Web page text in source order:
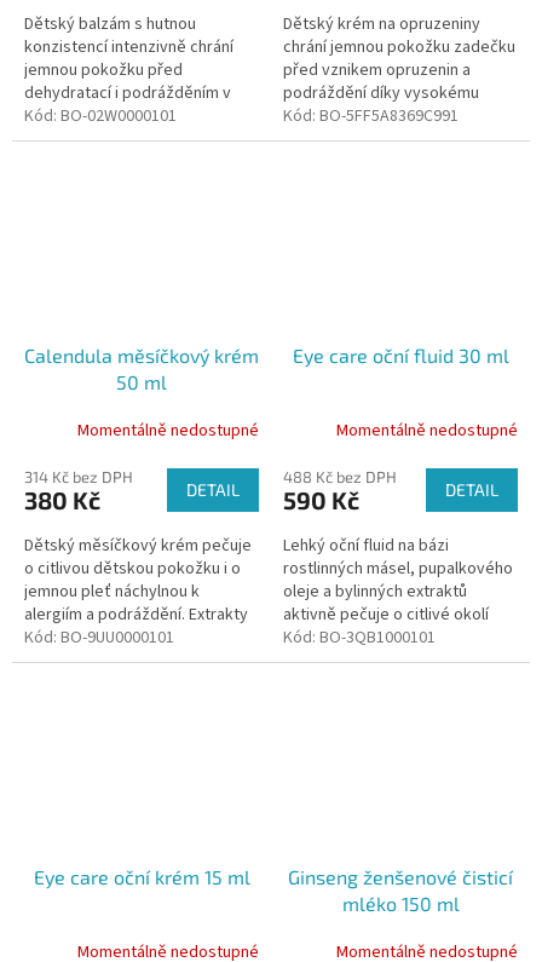
Dětský balzám s hutnou
konzistencí intenzivně chrání
jemnou pokožku před
dehydratací i podrážděním v
důsledku prudkého větru či
chladu.
Kód: BO-02W0000101
Dětský krém na opruzeniny
chrání jemnou pokožku zadečku
před vznikem opruzenin a
podráždění díky vysokému
obsahu lanolinu. Kombinace
pečujících rostlinných výtažků a
Kód: BO-5FF5A8369C991
Calendula měsíčkový krém
50 ml
Momentálně nedostupné
314 Kč bez DPH
380 Kč DETAIL
Dětský měsíčkový krém pečuje
o citlivou dětskou pokožku i o
jemnou pleť náchylnou k
alergiím a podráždění. Extrakty
z měsíčku lékařského pleť
aktivně zklidňují a brání před
Kód: BO-9UU0000101
Eye care oční fluid 30 ml
Momentálně nedostupné
488 Kč bez DPH
590 Kč DETAIL
Lehký oční fluid na bázi
rostlinných másel, pupalkového
oleje a bylinných extraktů
aktivně pečuje o citlivé okolí
očí.
Kód: BO-3QB1000101
Eye care oční krém 15 ml
Momentálně nedostupné
Ginseng ženšenové čisticí
mléko 150 ml
Momentálně nedostupné